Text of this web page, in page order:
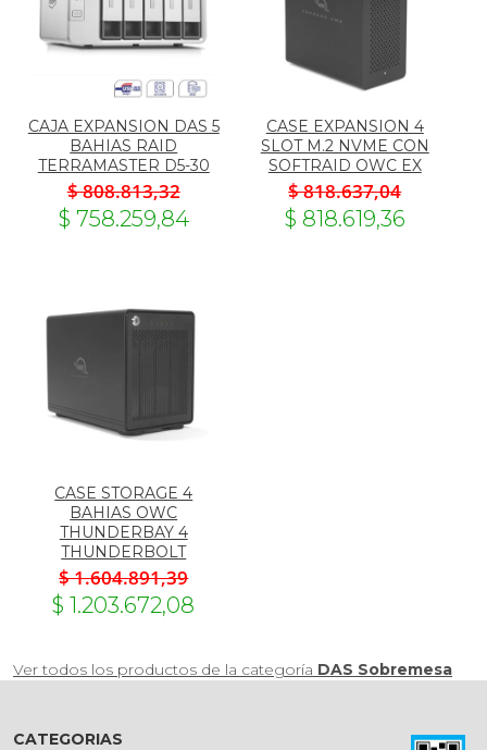
CAJA EXPANSION DAS 5
BAHIAS RAID
TERRAMASTER D5-30
$ 808.813,32
$ 758.259,84
CASE EXPANSION 4
SLOT M.2 NVME CON
SOFTRAID OWC EX
$ 818.637,04
$ 818.619,36
CASE STORAGE 4
BAHIAS OWC
THUNDERBAY 4
THUNDERBOLT
$ 1.604.891,39
$ 1.203.672,08
Ver todos los productos de la categoría DAS Sobremesa
CATEGORIAS